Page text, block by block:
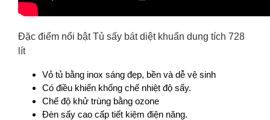
Đặc điểm nổi bật Tủ sấy bát diệt khuẩn dung tích 728
lít
Vỏ tủ bằng inox sáng đẹp, bền và dễ vệ sinh
Có điều khiển khống chế nhiệt độ sấy.
Chế độ khử trùng bằng ozone
Đèn sấy cao cấp tiết kiệm điện năng.